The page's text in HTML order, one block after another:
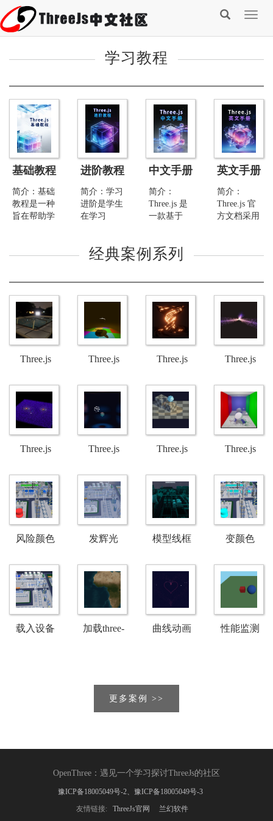
学习教程
基础教程
简介：基础
教程是一种
旨在帮助学
通常从最入
门的层面开
始，逐步引
导学习者建
识框架，为
学习或实践
应用奠定基
础。‌
进阶教程
简介：学习
进阶是学生
在学习
列逐渐复杂
阶段学习同
时所遵循的
连贯的、具
学习路径，
知识和经
教育者期望
达成的目
标。
中文手册
简介：
Three.js 是
一款基于
3D 图形
建。由于官
方文档以英
文为主，中
文社区提供
习资源。以
了多个可靠
的中文资
源。
英文手册
简介：
Three.js 官
方文档采用
心模块，几
何体与材
质，加载器
与渲染‌，扩
经典案例系列
Three.js
WebGPU 水
效果演示
Three.js
WebGPU 体
积光照示例
果
Three.js
WebGPU 演
示 - 龙卷风
Three.js
WebGPU 星
系演示
Three.js
WebGPU -
引力粒子模
拟系统
Three.js
WebGPU技
术演示 - 点
Three.js
WebGPU 像
素化后处理
效果演示
Three.js
WebGPU 演
示 - 镜面反
射效果
风险颜色
等级设定
发辉光 模型线框
风格
变颜色
载入设备 加载three-
图
曲线动画 性能监测
更多案例 >>
OpenThree ： 遇见一个学习探讨ThreeJs的社区
豫ICP备18005049号-2、豫ICP备18005049号-3
友情链接: ThreeJs官网 兰幻软件